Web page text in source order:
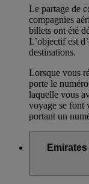
Le partage de
compagnies
billets ont été
L’objectif est
destinations.
Lorsque vous
porte le
laquelle vous
voyage se font
portant un